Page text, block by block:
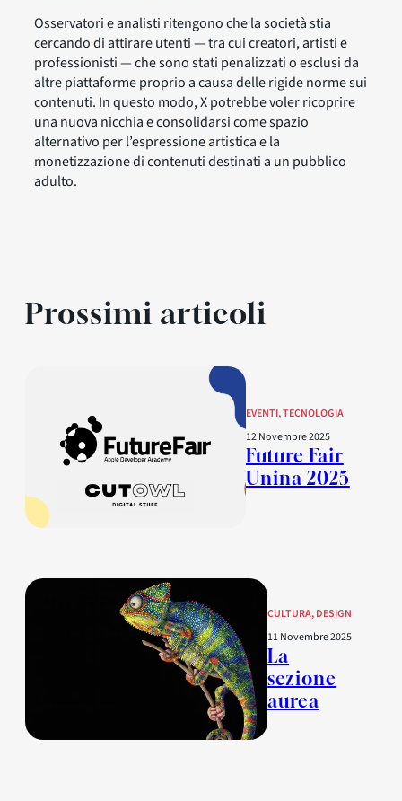
Osservatori e analisti ritengono che la società stia
cercando di attirare utenti — tra cui creatori, artisti e
professionisti — che sono stati penalizzati o esclusi da
altre piattaforme proprio a causa delle rigide norme sui
contenuti. In questo modo, X potrebbe voler ricoprire
una nuova nicchia e consolidarsi come spazio
alternativo per l’espressione artistica e la
monetizzazione di contenuti destinati a un pubblico
adulto.
Prossimi articoli
EVENTI, TECNOLOGIA
12 Novembre 2025
Future Fair
Unina 2025
CULTURA, DESIGN
11 Novembre 2025
La
sezione
aurea